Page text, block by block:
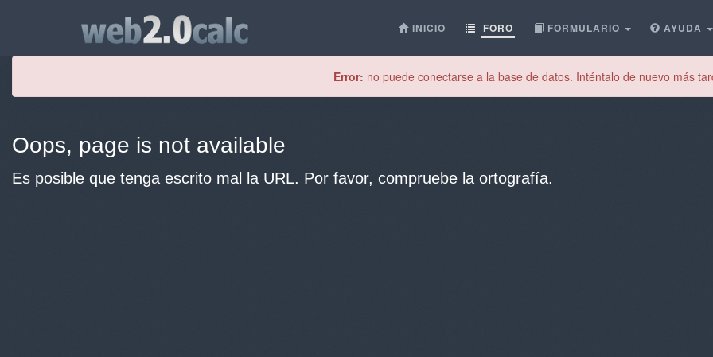
INICIO FORO FORMULARIO AYUDA
Error: no puede conectarse a la base de datos. Inténtalo de nuevo más
Oops, page is not available
Es posible que tenga escrito mal la URL. Por favor, compruebe la ortografía.